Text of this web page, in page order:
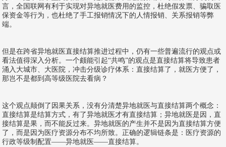
言，全国联网有利于实现对异地就医费用的监控，杜绝假发票、骗取医
保资金等行为，也杜绝了手工报销情况下的人情报销、关系报销等弊
端。
但是在跨省异地就医直接结算推进过程中，仍有一些普遍流行的观点或
看法值得深入分析。一个颇能引起“共鸣”的观点是直接结算将导致患者
涌入大城市、大医院，冲击分级诊疗体系：直接结算了，就医方便了，
那岂不是都到高等级医院去看病？
这个观点颠倒了因果关系，没有分清楚异地就医与直接结算两个概念：
直接结算是结算方式，有了异地就医才有直接结算；异地就医是因，直
接结算是果，而不能反过来。异地就医的产生并不是因为直接结算方便
了，而是因为医疗资源分布不均所致。正确的逻辑链条是：医疗资源的
行政等级制配置——异地就医——直接结算。